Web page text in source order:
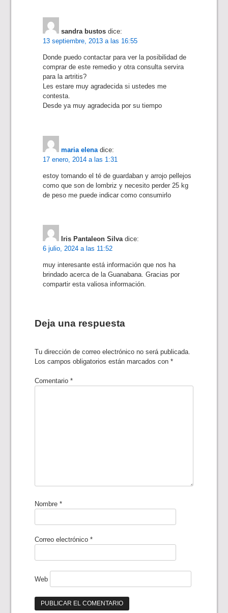
sandra bustos dice:
13 septiembre, 2013 a las 16:55
Donde puedo contactar para ver la posibilidad de
comprar de este remedio y otra consulta servira
para la artritis?
Les estare muy agradecida si ustedes me
contesta.
Desde ya muy agradecida por su tiempo
maria elena dice:
17 enero, 2014 a las 1:31
estoy tomando el té de guardaban y arrojo pellejos
como que son de lombriz y necesito perder 25 kg
de peso me puede indicar como consumirlo
Iris Pantaleon Silva dice:
6 julio, 2024 a las 11:52
muy interesante está información que nos ha
brindado acerca de la Guanabana. Gracias por
compartir esta valiosa información.
Deja una respuesta
Tu dirección de correo electrónico no será publicada.
Los campos obligatorios están marcados con*
Comentario*
Nombre*
Correo electrónico*
Web